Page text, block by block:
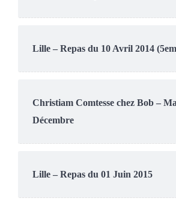
Lille – Repas du 10 Avril 2014
Christiam Comtesse chez Bob –
Décembre
Lille – Repas du 01 Juin 2015